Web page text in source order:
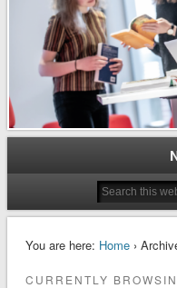
You are here: Home›
CURRENTLY